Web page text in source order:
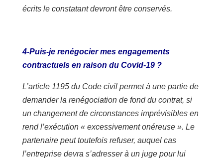
écrits le constatant devront être conservés.
4-Puis-je renégocier mes engagements
contractuels en raison du Covid-19 ?
L’article 1195 du Code civil permet à une partie de
demander la renégociation de fond du contrat, si
un changement de circonstances imprévisibles en
rend l’exécution « excessivement onéreuse ». Le
partenaire peut toutefois refuser, auquel cas
l’entreprise devra s’adresser à un juge pour lui